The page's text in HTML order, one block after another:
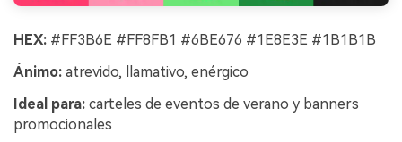
HEX: #FF3B6E #FF8FB1 #6BE676 #1E8E3E #1B1B1B
Ánimo: atrevido, llamativo, enérgico
Ideal para: carteles de eventos de verano y banners
promocionales